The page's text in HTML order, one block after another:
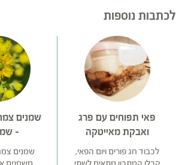
לכתבות נוספות
פאי תפוחים עם פרג
ואבקת מאייטקה
לכבוד חג פורים ויום הפאי,
שמנים
–
שמנים